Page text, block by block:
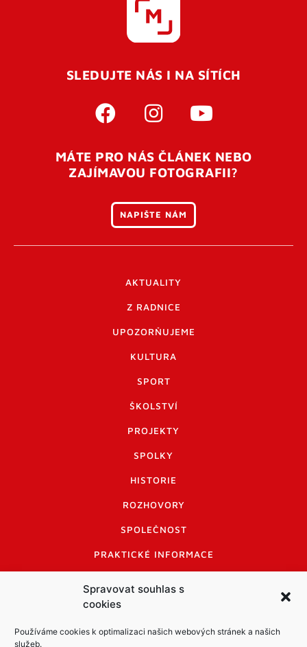
Spravovat souhlas s
cookies
Používáme cookies k optimalizaci našich webových stránek a našich
služeb.
SLEDUJTE NÁS I NA SÍTÍCH
MÁTE PRO NÁS ČLÁNEK NEBO
ZAJÍMAVOU FOTOGRAFII?
NAPIŠTE NÁM
AKTUALITY
Z RADNICE
UPOZORŇUJEME
KULTURA
SPORT
ŠKOLSTVÍ
PROJEKTY
SPOLKY
HISTORIE
ROZHOVORY
SPOLEČNOST
PRAKTICKÉ INFORMACE
INFORMACE A KODEX DISKUTUJÍCÍCH
LOGO A LOGO MANUÁL